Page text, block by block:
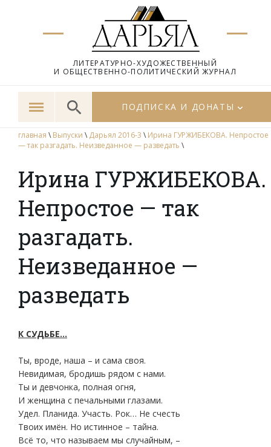
ЛИТЕРАТУРНО-ХУДОЖЕСТВЕННЫЙ
И ОБЩЕСТВЕННО-ПОЛИТИЧЕСКИЙ ЖУРНАЛ
ПОДПИСКА И ДОНАТЫ
главная \ Выпуски \ Дарьял 2016-3 \ Ирина ГУРЖИБЕКОВА. Непростое
— так разгадать. Неизведанное — разведать \
Ирина ГУРЖИБЕКОВА.
Непростое — так
разгадать.
Неизведанное —
разведать
К СУДЬБЕ…
Ты, вроде, наша – и сама своя.
Невидимая, бродишь рядом с нами.
Ты и девчонка, полная огня,
И женщина с печальными глазами.
Удел. Планида. Участь. Рок… Не счесть
Твоих имён. Но истинное – тайна.
Всё то, что называем мы случайным, –